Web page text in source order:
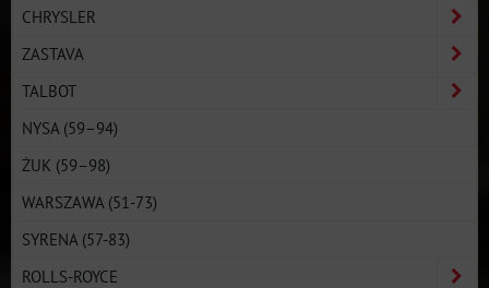
CHRYSLER
ZASTAVA
TALBOT
NYSA (59–94)
ŻUK (59–98)
WARSZAWA (51-73)
SYRENA (57-83)
ROLLS-ROYCE